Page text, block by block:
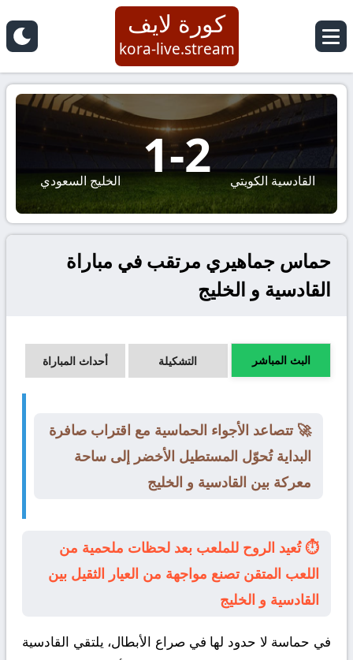
كورة لايف
kora-live.stream
القادسية الكويتي 2
-
1 الخليج السعودي
حماس جماهيري مرتقب في مباراة
القادسية و الخليج
البث المباشر التشكيلة أحداث المباراة
🚀 تتصاعد الأجواء الحماسية مع اقتراب صافرة
البداية تُحوّل المستطيل الأخضر إلى ساحة
معركة بين القادسية و الخليج
⏱️ تُعيد الروح للملعب بعد لحظات ملحمية من
اللعب المتقن تصنع مواجهة من العيار الثقيل بين
القادسية و الخليج
في حماسة لا حدود لها في صراع الأبطال، يلتقي القادسية